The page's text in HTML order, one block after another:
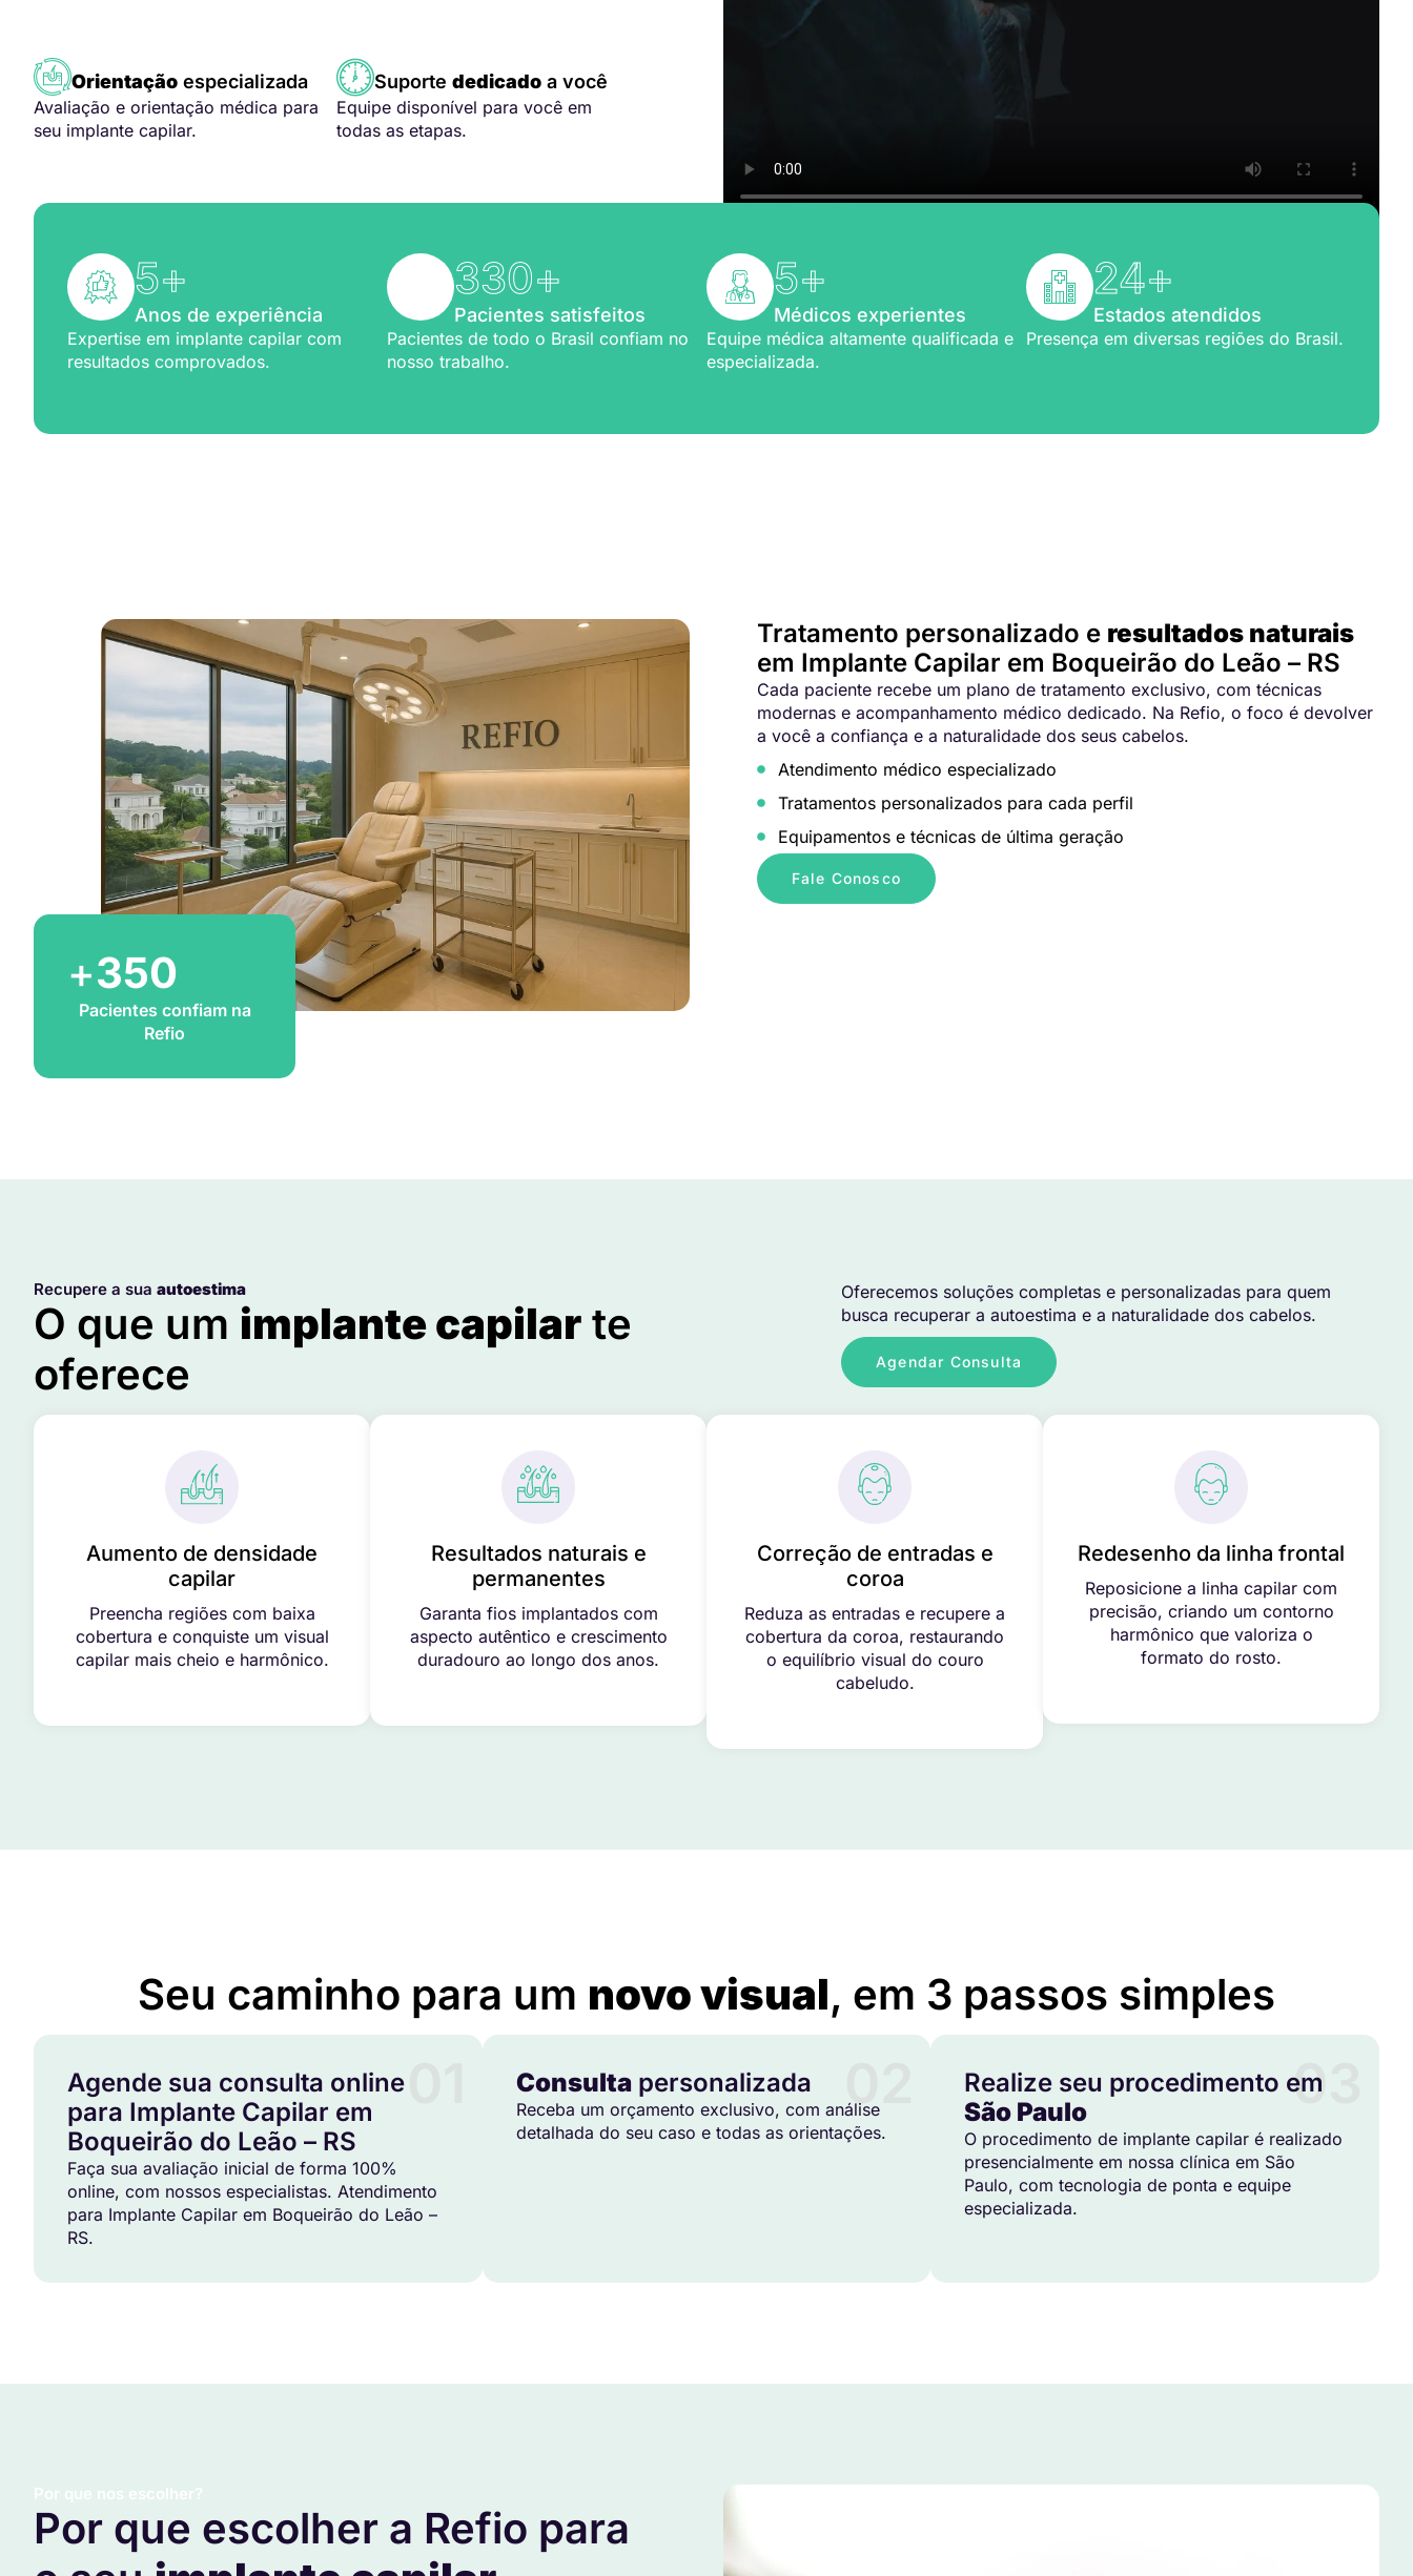
Orientação especializada
Avaliação e orientação médica para
seu implante capilar.
Suporte dedicado a você
Equipe disponível para você em
todas as etapas.
5+
Anos de experiência
Expertise em implante capilar com
resultados comprovados.
330+
Pacientes satisfeitos
Pacientes de todo o Brasil confiam no
nosso trabalho.
5+
Médicos experientes
Equipe médica altamente qualificada e
especializada.
24+
Estados atendidos
Presença em diversas regiões do Brasil.
+350
Pacientes confiam na
Refio
Tratamento personalizado e resultados naturais
em Implante Capilar em Boqueirão do Leão – RS
Cada paciente recebe um plano de tratamento exclusivo, com técnicas
modernas e acompanhamento médico dedicado. Na Refio, o foco é devolver
a você a confiança e a naturalidade dos seus cabelos.
Atendimento médico especializado
Tratamentos personalizados para cada perfil
Equipamentos e técnicas de última geração
Fale Conosco
Recupere a sua autoestima
O que um implante capilar te
oferece
Oferecemos soluções completas e personalizadas para quem
busca recuperar a autoestima e a naturalidade dos cabelos.
Agendar Consulta
Aumento de densidade
capilar
Preencha regiões com baixa
cobertura e conquiste um visual
capilar mais cheio e harmônico.
Resultados naturais e
permanentes
Garanta fios implantados com
aspecto autêntico e crescimento
duradouro ao longo dos anos.
Correção de entradas e
coroa
Reduza as entradas e recupere a
cobertura da coroa, restaurando
o equilíbrio visual do couro
cabeludo.
Redesenho da linha frontal
Reposicione a linha capilar com
precisão, criando um contorno
harmônico que valoriza o
formato do rosto.
Seu caminho para um novo visual, em 3 passos simples
Agende sua consulta online
para Implante Capilar em
Boqueirão do Leão – RS
Faça sua avaliação inicial de forma 100%
online, com nossos especialistas. Atendimento
para Implante Capilar em Boqueirão do Leão –
RS.
02
Consultapersonalizada
Receba um orçamento exclusivo, com análise
detalhada do seu caso e todas as orientações.
03
Realize seu procedimento em
São Paulo
O procedimento de implante capilar é realizado
presencialmente em nossa clínica em São
Paulo, com tecnologia de ponta e equipe
especializada.
Por que nos escolher?
Por que escolher a Refio para